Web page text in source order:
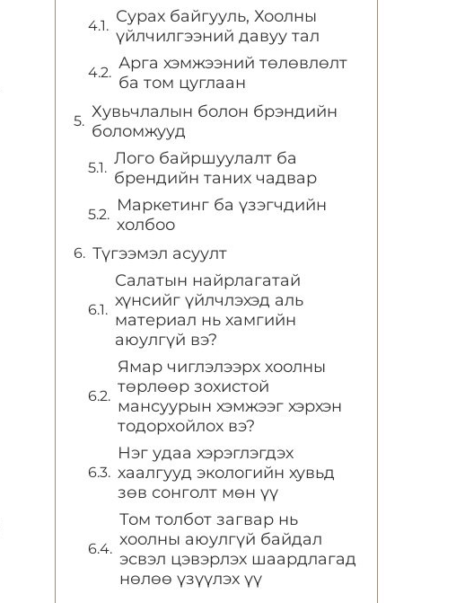
Сурах байгууль, Хоолны
үйлчилгээний давуу тал
Арга хэмжээний төлөвлөлт
ба том цуглаан
Хувьчлалын болон брэндийн
боломжууд
Лого байршуулалт ба
брендийн таних чадвар
Маркетинг ба үзэгчдийн
холбоо
Түгээмэл асуулт
Салатын найрлагатай
хүнсийг үйлчлэхэд аль
материал нь хамгийн
аюулгүй вэ?
Ямар чиглэлээрх хоолны
төрлөөр зохистой
мансуурын хэмжээг хэрхэн
тодорхойлох вэ?
Нэг удаа хэрэглэгдэх
хаалгууд экологийн хувьд
зөв сонголт мөн үү
Том толбот загвар нь
хоолны аюулгүй байдал
эсвэл цэвэрлэх шаардлагад
нөлөө үзүүлэх үү